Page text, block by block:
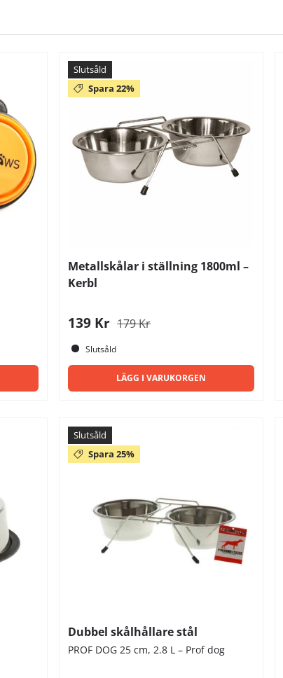
Slutsåld
Spara 22%
Metallskålar i ställning 1800ml –
Kerbl
139 Kr 179 Kr
Slutsåld
LÄGG I VARUKORGEN
Slutsåld
Spara 25%
Dubbel skålhållare stål
PROF DOG 25 cm, 2.8 L – Prof dog